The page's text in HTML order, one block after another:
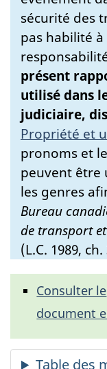
sécurité des
pas habilité
présent
utilisé dans
judiciaire,
Propriété et
pronoms et
peuvent être
les genres
Bureau
de transport
(L.C. 1989, ch.
Consulter le
document